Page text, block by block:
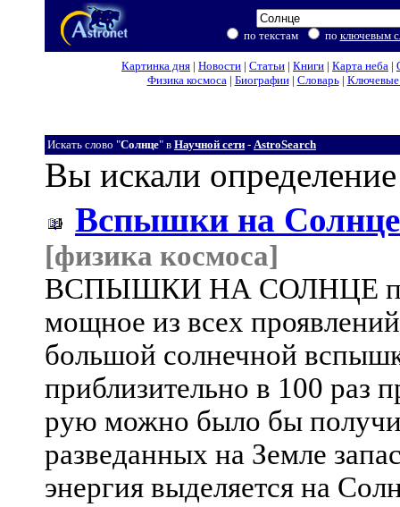
по текстам по ключевым
Картинка дня | Новости | Статьи | Книги | Карта неба |
Физика космоса| Биографии| Словарь| Ключевые
Искать слово "Солнце" в Научной сети - AstroSearch
Вы искали
Вспышки на Солнце
[физика космоса]
ВСПЫШКИ НА СОЛНЦЕ
мощное из всех
большой солнечной
приблизительно в 100 раз
рую можно было бы
разведанных на Земле
энергия выделяется на